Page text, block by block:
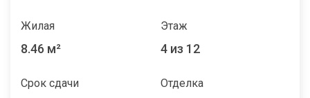
Жилая
8.46 м²
Этаж
4 из 12
Срок сдачи Отделка